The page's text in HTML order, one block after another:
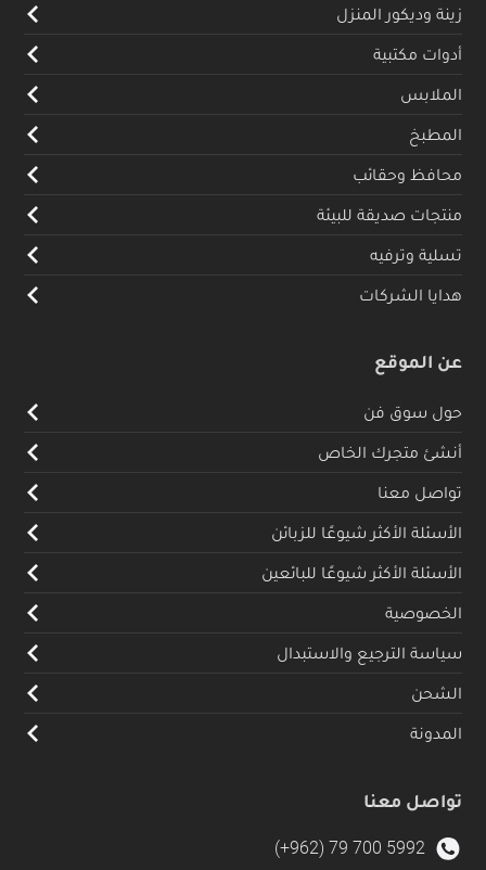
زينة وديكور المنزل
أدوات مكتبية
الملابس
المطبخ
محافظ وحقائب
منتجات صديقة للبيئة
تسلية وترفيه
هدايا الشركات
عن الموقع
حول سوق فن
أنشئ متجرك الخاص
تواصل معنا
الأسئلة الأكثر شيوعًا للزبائن
الأسئلة الأكثر شيوعًا للبائعين
الخصوصية
سياسة الترجيع والاستبدال
الشحن
المدونة
تواصل معنا
(+962) 79 700 5992